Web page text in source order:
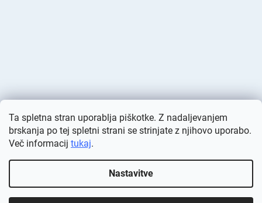
Ta spletna stran uporablja piškotke. Z nadaljevanjem
brskanja po tej spletni strani se strinjate z njihovo uporabo.
Več informacij tukaj.
Nastavitve